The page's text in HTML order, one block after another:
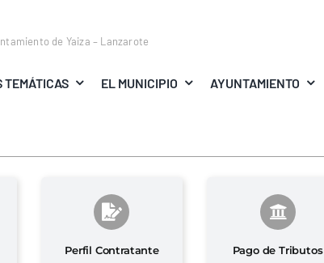
de Yaiza – Lanzarote
TEMÁTICAS EL MUNICIPIO AYUNTAMIENTO
Perfil Contratante Pago de Tributos